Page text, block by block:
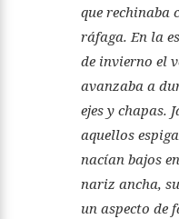
que rechinaba
ráfaga. En la
de invierno el
avanzaba a
ejes y chapas.
aquellos
nacían bajos
nariz ancha,
un aspecto de